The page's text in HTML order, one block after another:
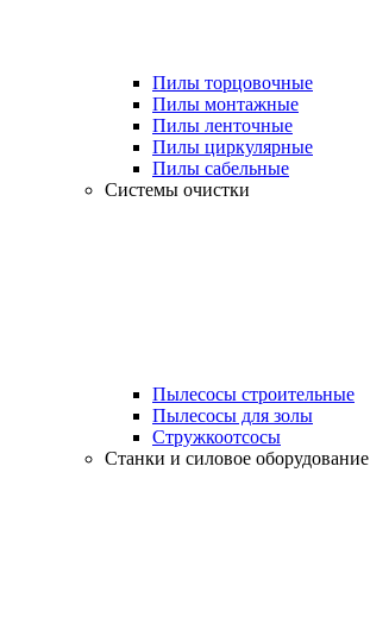
Пилы торцовочные
Пилы монтажные
Пилы ленточные
Пилы циркулярные
Пилы сабельные
Системы очистки
Пылесосы строительные
Пылесосы для золы
Стружкоотсосы
Станки и силовое оборудование